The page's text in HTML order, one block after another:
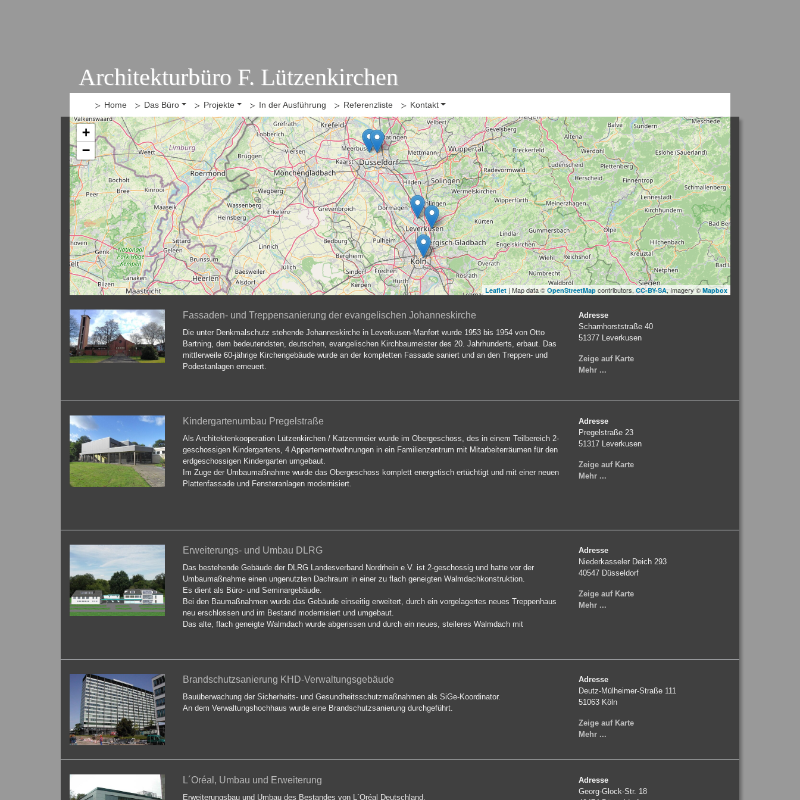
Architekturbüro F. Lützenkirchen
Home Das Büro Projekte In der Ausführung Referenzliste Kontakt
+
−
Leaflet | Map data © OpenStreetMap contributors,CC-BY-SA, Imagery © Mapbox
Fassaden- und Treppensanierung der evangelischen Johanneskirche
Die unter Denkmalschutz stehende Johanneskirche in Leverkusen-Manfort wurde 1953 bis 1954 von Otto
Bartning, dem bedeutendsten, deutschen, evangelischen Kirchbaumeister des 20. Jahrhunderts, erbaut. Das
mittlerweile 60-jährige Kirchengebäude wurde an der kompletten Fassade saniert und an den Treppen- und
Podestanlagen erneuert.
Adresse
Scharnhorststraße 40
51377 Leverkusen
Zeige auf Karte
Mehr ...
Kindergartenumbau Pregelstraße
Als Architektenkooperation Lützenkirchen / Katzenmeier wurde im Obergeschoss, des in einem Teilbereich 2-
geschossigen Kindergartens, 4 Appartementwohnungen in ein Familienzentrum mit Mitarbeiterräumen für den
erdgeschossigen Kindergarten umgebaut.
Im Zuge der Umbaumaßnahme wurde das Obergeschoss komplett energetisch ertüchtigt und mit einer neuen
Plattenfassade und Fensteranlagen modernisiert.
Adresse
Pregelstraße 23
51317 Leverkusen
Zeige auf Karte
Mehr ...
Erweiterungs- und Umbau DLRG
Das bestehende Gebäude der DLRG Landesverband Nordrhein e.V. ist 2-geschossig und hatte vor der
Umbaumaßnahme einen ungenutzten Dachraum in einer zu flach geneigten Walmdachkonstruktion.
Es dient als Büro- und Seminargebäude.
Bei den Baumaßnahmen wurde das Gebäude einseitig erweitert, durch ein vorgelagertes neues Treppenhaus
neu erschlossen und im Bestand modernisiert und umgebaut.
Das alte, flach geneigte Walmdach wurde abgerissen und durch ein neues, steileres Walmdach mit
Adresse
Niederkasseler Deich 293
40547 Düsseldorf
Zeige auf Karte
Mehr ...
Brandschutzsanierung KHD-Verwaltungsgebäude
Bauüberwachung der Sicherheits- und Gesundheitsschutzmaßnahmen als SiGe-Koordinator.
An dem Verwaltungshochhaus wurde eine Brandschutzsanierung durchgeführt.
Adresse
Deutz-Mülheimer-Straße 111
51063 Köln
Zeige auf Karte
Mehr ...
L´Oréal, Umbau und Erweiterung
Erweiterungsbau und Umbau des Bestandes von L´Oréal Deutschland.
Adresse
Georg-Glock-Str. 18